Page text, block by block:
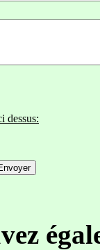
dessus: